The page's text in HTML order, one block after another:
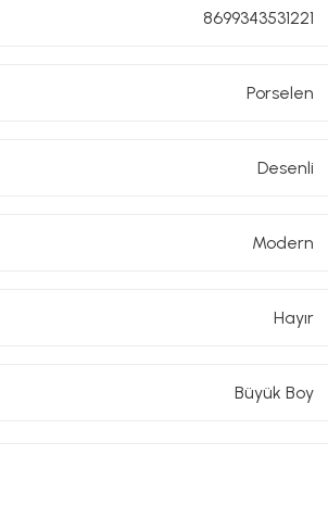
8699343531221
Porselen
Desenli
Modern
Hayır
Büyük Boy